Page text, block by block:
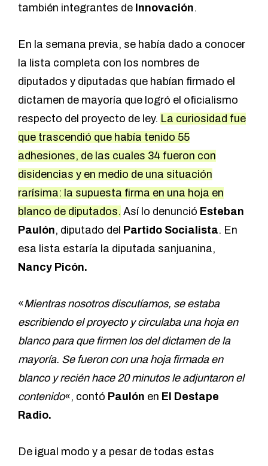
también integrantes de Innovación.
En la semana previa, se había dado a conocer
la lista completa con los nombres de
diputados y diputadas que habían firmado el
dictamen de mayoría que logró el oficialismo
respecto del proyecto de ley. La curiosidad fue
que trascendió que había tenido 55
adhesiones, de las cuales 34 fueron con
disidencias y en medio de una situación
rarísima: la supuesta firma en una hoja en
blanco de diputados. Así lo denunció Esteban
Paulón, diputado del Partido Socialista. En
esa lista estaría la diputada sanjuanina,
Nancy Picón.
«Mientras nosotros discutíamos, se estaba
escribiendo el proyecto y circulaba una hoja en
blanco para que firmen los del dictamen de la
mayoría. Se fueron con una hoja firmada en
blanco y recién hace 20 minutos le adjuntaron el
contenido«, contó Paulón en El Destape
Radio.
De igual modo y a pesar de todas estas